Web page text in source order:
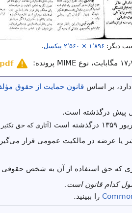
دیگر: ۲٬۵۶۰ × ۱٬۸۹۶ پیکسل.
دارد، بر اساس قانون حمایت از حقوق
(آثاری که حق تکثیر
که حق استفاده از آن به شخص حقوقی
کدام قانون است.
را ببینید.